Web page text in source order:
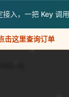
入，一把 Key 调
击这里查询订单